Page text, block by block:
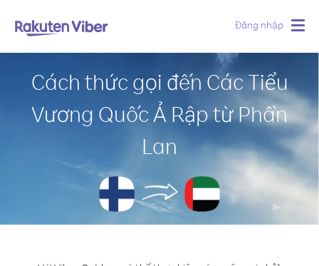
Đăng nhập
Cách thức gọi đến Các Tiểu
Vương Quốc Ả Rập từ Phần
Lan